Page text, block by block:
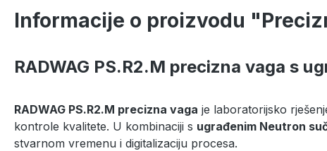
Informacije o proizvodu
RADWAG PS.R2.M precizna vaga s
RADWAG PS.R2.M precizna vaga je laboratorijsko
kontrole kvalitete. U kombinaciji s ugrađenim Neutron
stvarnom vremenu i digitalizaciju procesa.